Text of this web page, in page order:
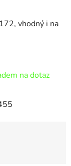
vhodný i na
na dotaz